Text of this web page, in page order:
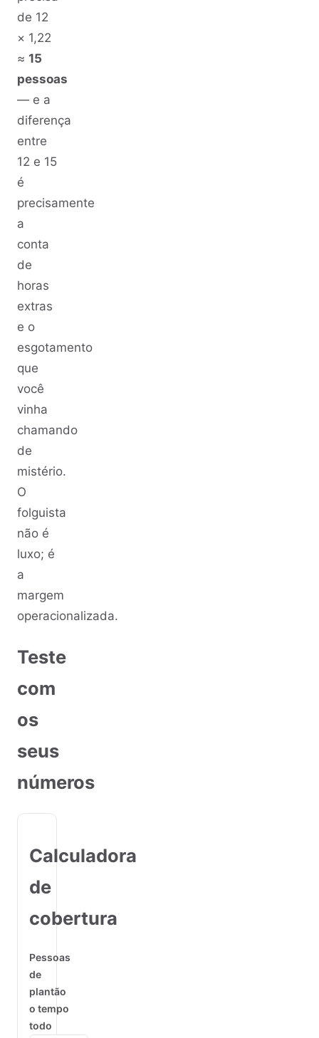
de 12
× 1,22
≈ 15
pessoas
— e a
diferença
entre
12 e 15
é
precisamente
a
conta
de
horas
extras
e o
esgotamento
que
você
vinha
chamando
de
mistério.
O
folguista
não é
luxo; é
a
margem
operacionalizada.
Teste
com
os
seus
números
Calculadora
de
cobertura
Pessoas
de
plantão
o tempo
todo